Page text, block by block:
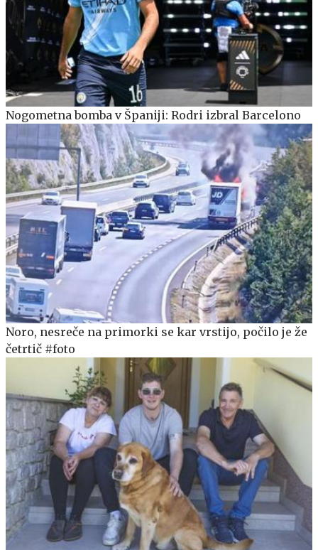
Nogometna bomba v Španiji: Rodri izbral Barcelono
Noro, nesreče na primorki se kar vrstijo, počilo je že
četrtič #foto